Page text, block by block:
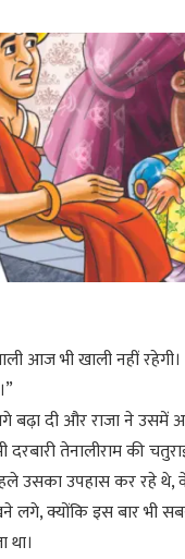
थाली आज भी खाली नहीं
बढ़ा दी और राजा ने उसमें
तेनालीराम की
उसका उपहास कर रहे थे,
क्योंकि इस बार भी
था।